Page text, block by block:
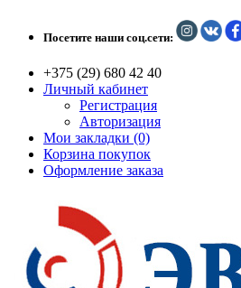
Посетите наши соц.сети:
+375 (29) 680 42 40
Личный кабинет
Регистрация
Авторизация
Мои закладки (0)
Корзина покупок
Оформление заказа